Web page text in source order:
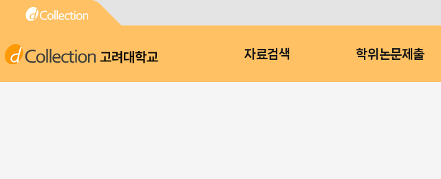
고려대학교 자료검색 학위논문제출